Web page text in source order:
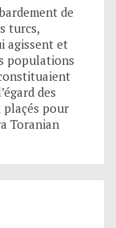
de
turcs,
agissent et
populations
des
plaçés pour
Toranian